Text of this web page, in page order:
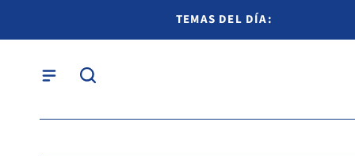
TEMAS DEL DÍA: